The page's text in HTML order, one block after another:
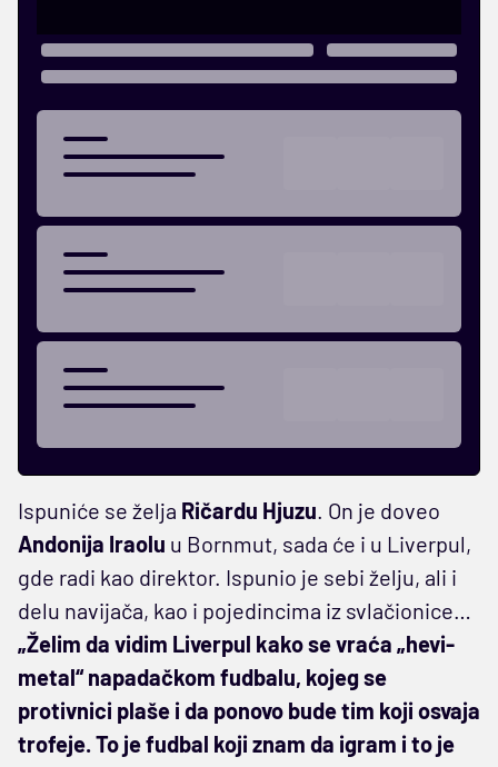
Ispuniće se želja Ričardu Hjuzu. On je doveo
Andonija Iraolu u Bornmut, sada će i u Liverpul,
gde radi kao direktor. Ispunio je sebi želju, ali i
delu navijača, kao i pojedincima iz svlačionice…
„Želim da vidim Liverpul kako se vraća „hevi-
metal“ napadačkom fudbalu, kojeg se
protivnici plaše i da ponovo bude tim koji osvaja
trofeje. To je fudbal koji znam da igram i to je